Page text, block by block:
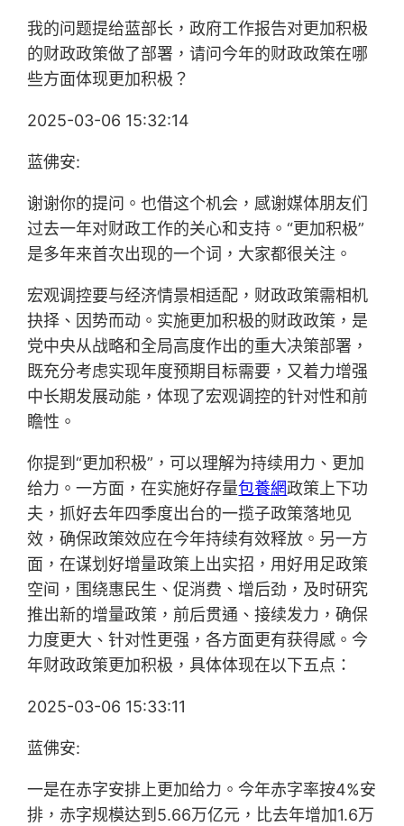
我的问题提给蓝部长，政府工作报告对更加积极
的财政政策做了部署，请问今年的财政政策在哪
些方面体现更加积极？
2025-03-06 15:32:14
蓝佛安:
谢谢你的提问。也借这个机会，感谢媒体朋友们
过去一年对财政工作的关心和支持。“更加积极”
是多年来首次出现的一个词，大家都很关注。
宏观调控要与经济情景相适配，财政政策需相机
抉择、因势而动。实施更加积极的财政政策，是
党中央从战略和全局高度作出的重大决策部署，
既充分考虑实现年度预期目标需要，又着力增强
中长期发展动能，体现了宏观调控的针对性和前
瞻性。
你提到“更加积极”，可以理解为持续用力、更加
给力。一方面，在实施好存量包養網政策上下功
夫，抓好去年四季度出台的一揽子政策落地见
效，确保政策效应在今年持续有效释放。另一方
面，在谋划好增量政策上出实招，用好用足政策
空间，围绕惠民生、促消费、增后劲，及时研究
推出新的增量政策，前后贯通、接续发力，确保
力度更大、针对性更强，各方面更有获得感。今
年财政政策更加积极，具体体现在以下五点：
2025-03-06 15:33:11
蓝佛安:
一是在赤字安排上更加给力。今年赤字率按4%安
排，赤字规模达到5.66万亿元，比去年增加1.6万